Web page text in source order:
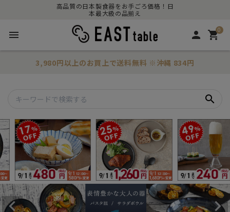
高品質の日本製食器をお手ごろ価格！日
本最大級の品揃え
menu person 0
shopping_cart
3,980円以上のお買上で送料無料 ※沖縄 834円
search